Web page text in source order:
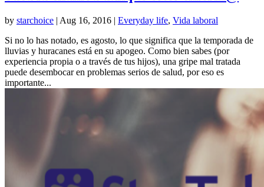
by starchoice | Aug 16, 2016 | Everyday life, Vida laboral
Si no lo has notado, es agosto, lo que significa que la temporada de
lluvias y huracanes está en su apogeo. Como bien sabes (por
experiencia propia o a través de tus hijos), una gripe mal tratada
puede desembocar en problemas serios de salud, por eso es
importante...